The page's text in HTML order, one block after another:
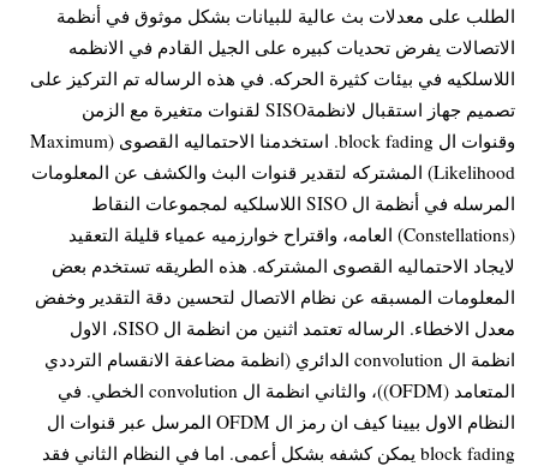
الطلب على معدلات بث عالية للبيانات بشكل موثوق في أنظمة
الاتصالات يفرض تحديات كبيره على الجيل القادم في الانظمه
اللاسلكيه في بيئات كثيرة الحركه. في هذه الرساله تم التركيز على
تصميم جهاز استقبال لانظمةSISO لقنوات متغيرة مع الزمن
وقنوات ال block fading. استخدمنا الاحتماليه القصوى (Maximum
Likelihood) المشتركه لتقدير قنوات البث والكشف عن المعلومات
المرسله في أنظمة ال SISO اللاسلكيه لمجموعات النقاط
(Constellations) العامه، واقتراح خوارزميه عمياء قليلة التعقيد
لايجاد الاحتماليه القصوى المشتركه. هذه الطريقه تستخدم بعض
المعلومات المسبقه عن نظام الاتصال لتحسين دقة التقدير وخفض
معدل الاخطاء. الرساله تعتمد اثنين من انظمة ال SISO، الاول
انظمة ال convolution الدائري (انظمة مضاعفة الانقسام الترددي
المتعامد (OFDM))، والثاني انظمة ال convolution الخطي. في
النظام الاول بيينا كيف ان رمز ال OFDM المرسل عبر قنوات ال
block fading يمكن كشفه بشكل أعمى. اما في النظام الثاني فقد